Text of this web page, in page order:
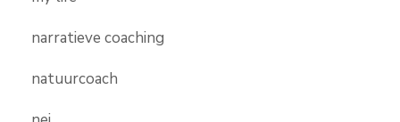
narratieve coaching
natuurcoach